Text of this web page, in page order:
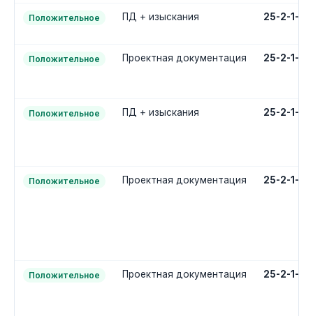
Положительное ПД + изыскания 25-2-1-
Положительное Проектная документация 25-2-1-
Положительное ПД + изыскания 25-2-1-
Положительное Проектная документация 25-2-1-
Положительное Проектная документация 25-2-1-